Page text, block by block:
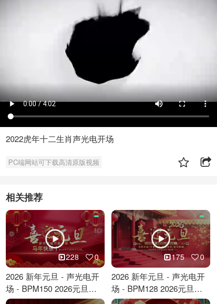
2022虎年十二生肖声光电开场
PC端网站可下载高清原版视频
相关推荐
228 0
2026 新年元旦 - 声光电开
场 - BPM150 2026元旦跨
年倒计时
175 0
2026 新年元旦 - 声光电开
场 - BPM128 2026元旦马
年